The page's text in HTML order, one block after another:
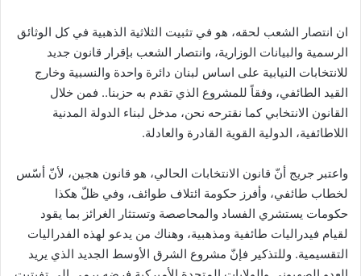
ان انتصار الشعب لحقه، هو في تثبيت الثلاثية الذهبية في كل الوثائق
الرسمية والبيانات الوزارية، وانتصار الشعب بإقرار قانون جديد
للانتخابات النيابية على اساس لبنان دائرة واحدة والنسبية وخارج
القيد الطائفي، وفقاً للمشروع الذي تقدم به حزبنا.. فمن خلال
القانون الانتخابي كما نقترحه نحن، مدخل لبناء الدولة المدنية
اللاطائفية، الدولية القوية القادرة والعادلة.
واعتبر جريج أنّ قانون الانتخابات الحالي، هو قانون هجين، لأنّ أسّس
لخطاب طائفي، وأفرز حكومة ائتلاف طوائف، وفي ظلّ هكذا
حكومات يستشري الفساد والمحاصصة وتستثار الغرائز بما يقود
لقيام فيدراليات طائفية ومذهبية، وهناك من يدعو لهذه الفدراليات
التقسيمية. وللتذكير فإنّ مشروع الشرق الأوسط الجديد الذي يريد